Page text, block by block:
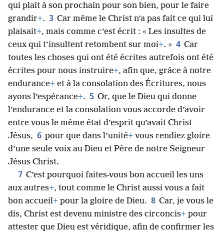
qui plaît à son prochain pour son bien, pour le faire
grandir+. 3 Car même le Christ n’a pas fait ce qui lui
plaisait+, mais comme c’est écrit : « Les insultes de
ceux qui t’insultent retombent sur moi+. » 4 Car
toutes les choses qui ont été écrites autrefois ont été
écrites pour nous instruire+, afin que, grâce à notre
endurance+ et à la consolation des Écritures, nous
ayons l’espérance+. 5 Or, que le Dieu qui donne
l’endurance et la consolation vous accorde d’avoir
entre vous le même état d’esprit qu’avait Christ
Jésus, 6 pour que dans l’unité+ vous rendiez gloire
d’une seule voix au Dieu et Père de notre Seigneur
Jésus Christ.
7 C’est pourquoi faites-vous bon accueil les uns
aux autres+, tout comme le Christ aussi vous a fait
bon accueil+ pour la gloire de Dieu. 8 Car, je vous le
dis, Christ est devenu ministre des circoncis+ pour
attester que Dieu est véridique, afin de confirmer les